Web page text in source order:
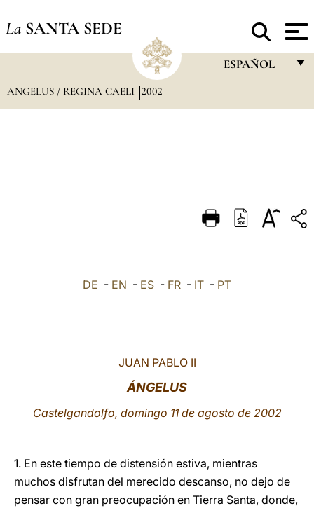
La SANTA SEDE
ESPAÑOL
DEUTSCH
العربيّة
ANGELUS / REGINA CAELI 2002
DE - EN - ES - FR - IT - PT
JUAN PABLO II
ÁNGELUS
Castelgandolfo, domingo 11 de agosto de 2002
1. En este tiempo de distensión estiva, mientras
muchos disfrutan del merecido descanso, no dejo de
pensar con gran preocupación en Tierra Santa, donde,